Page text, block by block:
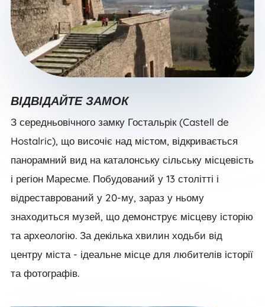
ВІДВІДАЙТЕ ЗАМОК
З середньовічного замку Гостальрік (Castell de
Hostalric), що височіє над містом, відкривається
панорамний вид на каталонську сільську місцевість
і регіон Маресме. Побудований у 13 столітті і
відреставрований у 20-му, зараз у ньому
знаходиться музей, що демонструє місцеву історію
та археологію. За декілька хвилин ходьби від
центру міста - ідеальне місце для любителів історії
та фотографів.